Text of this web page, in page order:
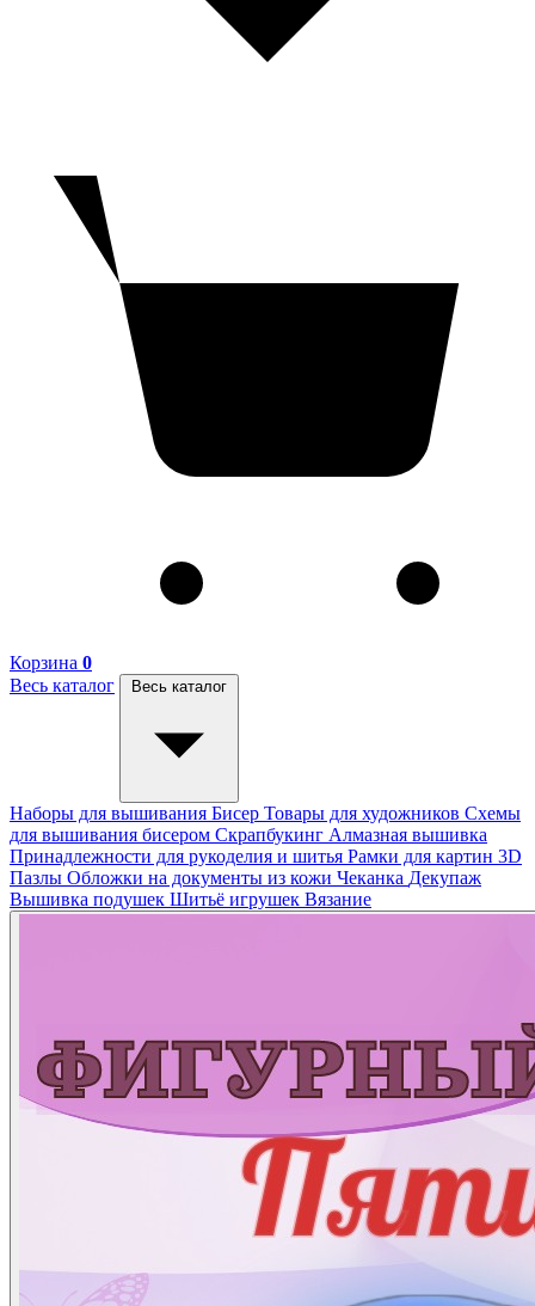
Корзина 0
Весь каталог
Весь каталог
Наборы для вышивания Бисер Товары для художников Схемы
для вышивания бисером Скрапбукинг Алмазная вышивка
Принадлежности для рукоделия и шитья Рамки для картин 3D
Пазлы Обложки на документы из кожи Чеканка Декупаж
Вышивка подушек Шитьё игрушек Вязание